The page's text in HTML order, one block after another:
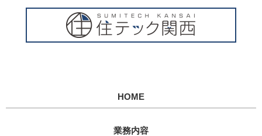
HOME
業務内容